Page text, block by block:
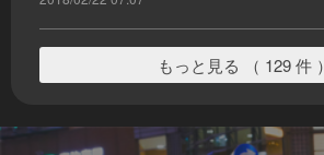
もっと見る （ 129 件 ）